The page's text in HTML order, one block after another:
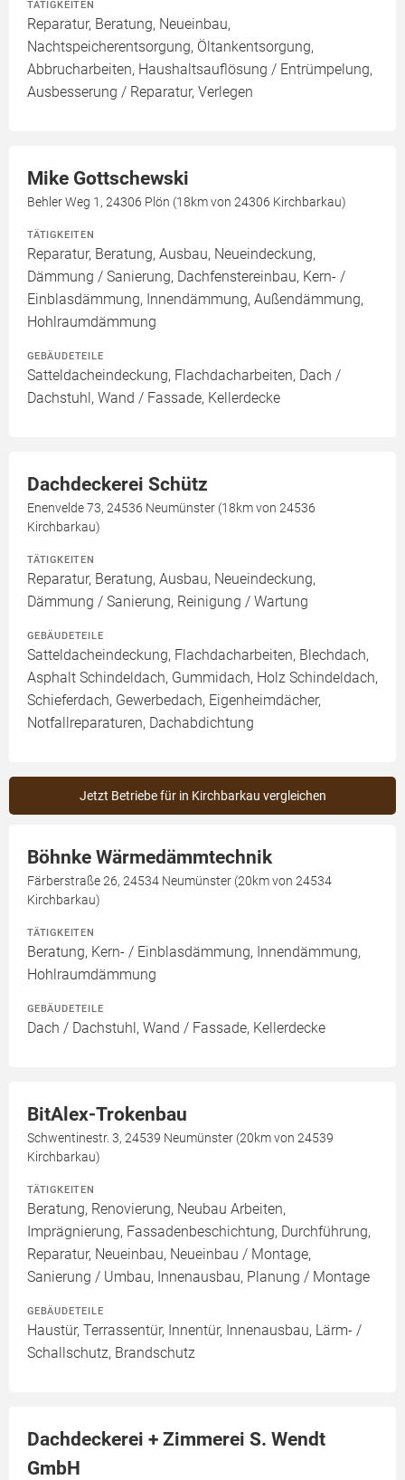
TÄTIGKEITEN
Reparatur, Beratung, Neueinbau,
Nachtspeicherentsorgung, Öltankentsorgung,
Abbrucharbeiten, Haushaltsauflösung / Entrümpelung,
Ausbesserung / Reparatur, Verlegen
Mike Gottschewski
Behler Weg 1, 24306 Plön (18km von 24306 Kirchbarkau)
TÄTIGKEITEN
Reparatur, Beratung, Ausbau, Neueindeckung,
Dämmung / Sanierung, Dachfenstereinbau, Kern- /
Einblasdämmung, Innendämmung, Außendämmung,
Hohlraumdämmung
GEBÄUDETEILE
Satteldacheindeckung, Flachdacharbeiten, Dach /
Dachstuhl, Wand / Fassade, Kellerdecke
Dachdeckerei Schütz
Enenvelde 73, 24536 Neumünster (18km von 24536
Kirchbarkau)
TÄTIGKEITEN
Reparatur, Beratung, Ausbau, Neueindeckung,
Dämmung / Sanierung, Reinigung / Wartung
GEBÄUDETEILE
Satteldacheindeckung, Flachdacharbeiten, Blechdach,
Asphalt Schindeldach, Gummidach, Holz Schindeldach,
Schieferdach, Gewerbedach, Eigenheimdächer,
Notfallreparaturen, Dachabdichtung
Jetzt Betriebe für in Kirchbarkau vergleichen
Böhnke Wärmedämmtechnik
Färberstraße 26, 24534 Neumünster (20km von 24534
Kirchbarkau)
TÄTIGKEITEN
Beratung, Kern- / Einblasdämmung, Innendämmung,
Hohlraumdämmung
GEBÄUDETEILE
Dach / Dachstuhl, Wand / Fassade, Kellerdecke
BitAlex-Trokenbau
Schwentinestr. 3, 24539 Neumünster (20km von 24539
Kirchbarkau)
TÄTIGKEITEN
Beratung, Renovierung, Neubau Arbeiten,
Imprägnierung, Fassadenbeschichtung, Durchführung,
Reparatur, Neueinbau, Neueinbau / Montage,
Sanierung / Umbau, Innenausbau, Planung / Montage
GEBÄUDETEILE
Haustür, Terrassentür, Innentür, Innenausbau, Lärm- /
Schallschutz, Brandschutz
Dachdeckerei + Zimmerei S. Wendt
GmbH